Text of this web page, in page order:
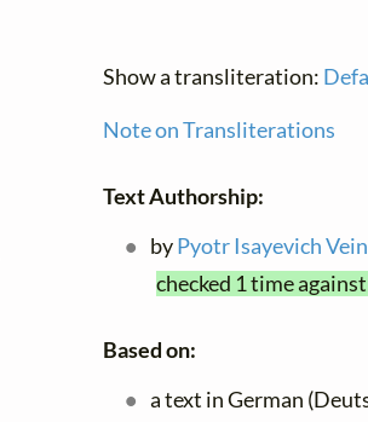
Show a transliteration:
Note on Transliterations
Text Authorship:
byPyotr Isayevich
checked 1 time
Based on:
a text in German